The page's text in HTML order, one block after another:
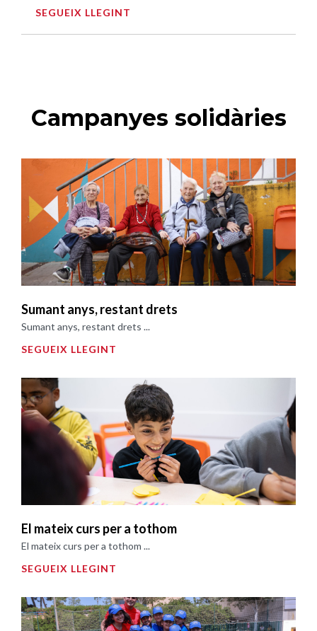
SEGUEIX LLEGINT
Campanyes solidàries
Sumant anys, restant drets
Sumant anys, restant drets ...
SEGUEIX LLEGINT
El mateix curs per a tothom
El mateix curs per a tothom ...
SEGUEIX LLEGINT